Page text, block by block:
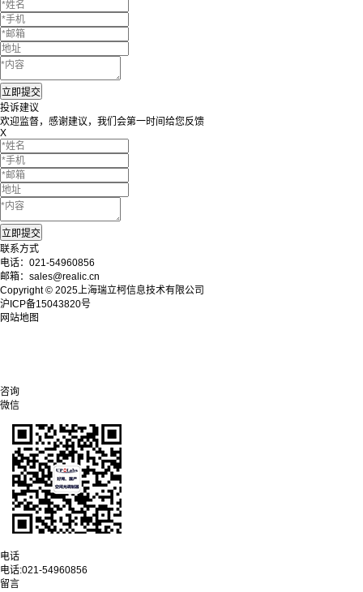
投诉建议
欢迎监督，感谢建议，我们会第一时间给您反馈
X
联系方式
电话：021-54960856
邮箱：sales@realic.cn
Copyright © 2025上海瑞立柯信息技术有限公司
沪ICP备15043820号
网站地图
咨询
微信
电话
电话:021-54960856
留言